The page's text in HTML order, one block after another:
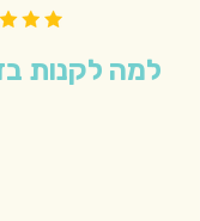
למה לקנות